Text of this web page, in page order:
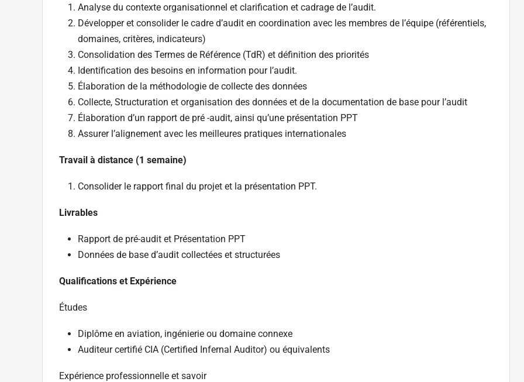
Analyse du contexte organisationnel et clarification et cadrage de l’audit.
Développer et consolider le cadre d’audit en coordination avec les membres de l’équipe (référentiels,
domaines, critères, indicateurs)
Consolidation des Termes de Référence (TdR) et définition des priorités
Identification des besoins en information pour l’audit.
Élaboration de la méthodologie de collecte des données
Collecte, Structuration et organisation des données et de la documentation de base pour l’audit
Élaboration d’un rapport de pré -audit, ainsi qu’une présentation PPT
Assurer l’alignement avec les meilleures pratiques internationales
Travail à distance (1 semaine)
Consolider le rapport final du projet et la présentation PPT.
Livrables
Rapport de pré-audit et Présentation PPT
Données de base d’audit collectées et structurées
Qualifications et Expérience
Études
Diplôme en aviation, ingénierie ou domaine connexe
Auditeur certifié CIA (Certified Infernal Auditor) ou équivalents
Expérience professionnelle et savoir